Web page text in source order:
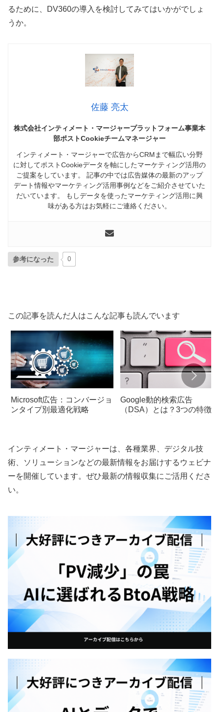
るために、DV360の導入を検討してみてはいかがでしょ
うか。
佐藤 亮太
株式会社インティメート・マージャープラットフォーム事業本
部ポストCookieチームマネージャー
インティメート・マージャーで広告からCRMまで幅広い分野
に対してポストCookieデータを軸にしたマーケティング活用の
ご提案をしています。 記事の中では広告媒体の最新のアップ
デート情報やマーケティング活用事例などをご紹介させていた
だいています。 もしデータを使ったマーケティング活用に興
味がある方はお気軽にご連絡ください。
参考になった 0
この記事を読んだ人はこんな記事も読んでいます
Microsoft広告：コンバージョ
ンタイプ別最適化戦略
Google動的検索広告
（DSA）とは？3つの特徴と
インティメート・マージャーは、各種業界、デジタル技
術、ソリューションなどの最新情報をお届けするウェビナ
ーを開催しています。ぜひ最新の情報収集にご活用くださ
い。